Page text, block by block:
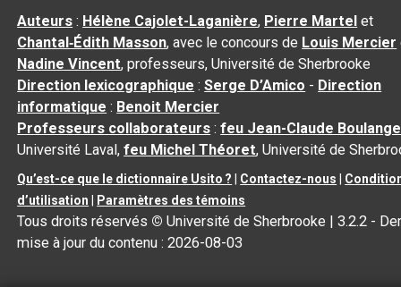
Auteurs : Hélène Cajolet-Laganière, Pierre Martel et
Chantal‑Édith Masson, avec le concours de Louis Mercier
Nadine Vincent, professeurs, Université de Sherbrooke
Direction lexicographique :Serge D’Amico - Direction
informatique : Benoit Mercier
Professeurs collaborateurs :feu Jean-Claude
Université Laval,feu Michel Théoret, Université de
Qu’est-ce que le dictionnaire Usito ? Contactez-nous
d’utilisation
Paramètres des témoins
Tous droits réservés © Université de Sherbrooke |3.2.2 -
mise à jour du contenu :2026-08-03